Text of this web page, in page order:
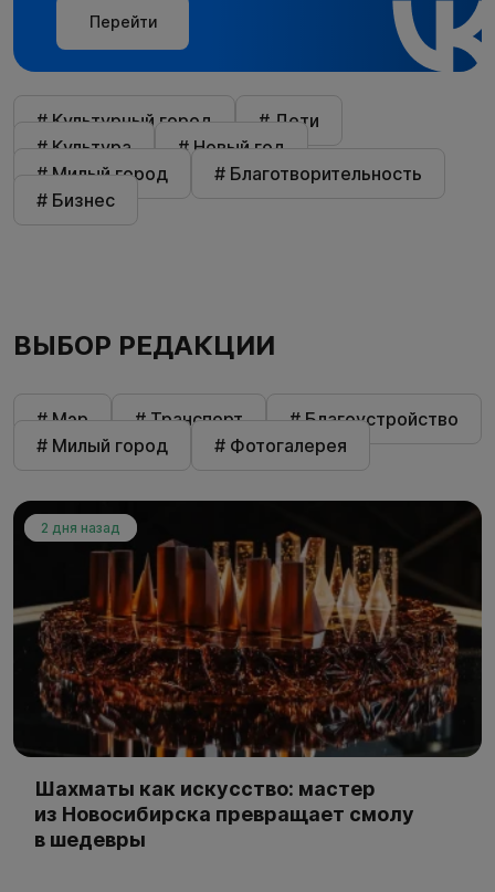
Перейти
# Культурный город
# Дети
# Культура
# Новый год
# Милый город
# Благотворительность
# Бизнес
ВЫБОР РЕДАКЦИИ
# Мэр # Транспорт
# Благоустройство
# Милый город
# Фотогалерея
2 дня назад
Шахматы как искусство: мастер
из Новосибирска превращает смолу
в шедевры